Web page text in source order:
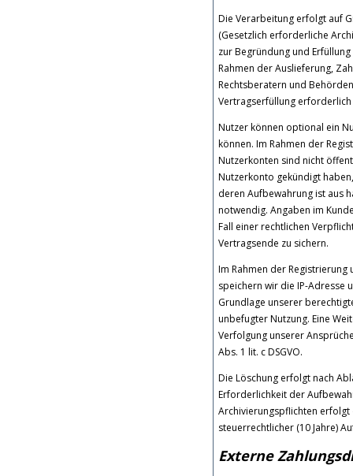
Die Verarbeitung erfolgt auf
(Gesetzlich erforderliche
zur Begründung und
Rahmen der Auslieferung,
Rechtsberatern und
Vertragserfüllung erforderlich
Nutzer können optional ein
können. Im Rahmen der
Nutzerkonten sind nicht
Nutzerkonto gekündigt
deren Aufbewahrung ist aus
notwendig. Angaben im
Fall einer rechtlichen
Vertragsende zu sichern.
Im Rahmen der
speichern wir die IP-Adresse
Grundlage unserer
unbefugter Nutzung. Eine
Verfolgung unserer
Abs. 1 lit. c DSGVO.
Die Löschung erfolgt nach
Erforderlichkeit der
Archivierungspflichten erfolgt
steuerrechtlicher (10 Jahre)
Externe